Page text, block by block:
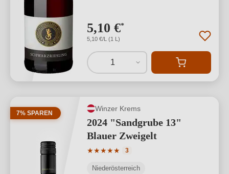
5,10 €*
5,10 €/L (1 L)
1
7% SPAREN
Winzer Krems
2024 "Sandgrube 13"
Blauer Zweigelt
★★★★★
Durchschnittliche Bewertung von 5
3
Niederösterreich